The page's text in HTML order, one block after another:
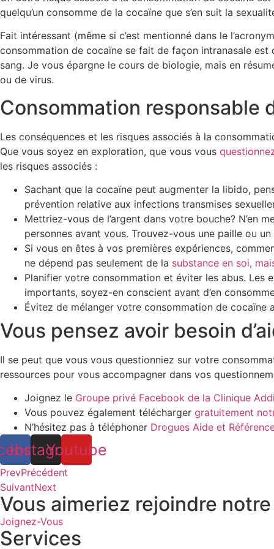
quelqu’un consomme de la cocaïne que s’en suit la
Fait intéressant (même si c’est mentionné dans le
consommation de cocaïne se fait de façon intranasale est
sang. Je vous épargne le cours de biologie, mais en
ou de virus.
Consommation responsable
Les conséquences et les risques associés à la
Que vous soyez en exploration, que vous vous
les risques associés :
Sachant que la cocaïne peut augmenter la libido,
prévention relative aux infections transmises
Mettriez-vous de l’argent dans votre bouche? N’en
personnes avant vous. Trouvez-vous une paille ou
Si vous en êtes à vos premières expériences,
ne dépend pas seulement de la substance en soi,
Planifier votre consommation et éviter les abus. Les
importants, soyez-en conscient avant d’en
Évitez de mélanger votre consommation de cocaïne
Vous pensez avoir besoin
Il se peut que vous vous questionniez sur votre
ressources pour vous accompagner dans vos
Joignez le Groupe privé Facebook de la Clinique
Vous pouvez également télécharger gratuitement
N’hésitez pas à téléphoner Drogues Aide et
Instagram
Youtube
PrevPrécédent
SuivantNext
Vous aimeriez rejoindre
Joignez-Vous
Services